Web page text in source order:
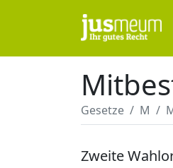
Gesetze M
Zweite